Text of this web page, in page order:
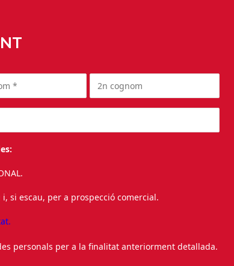
si escau, per a prospecció comercial.
personals per a la finalitat anteriorment detallada.